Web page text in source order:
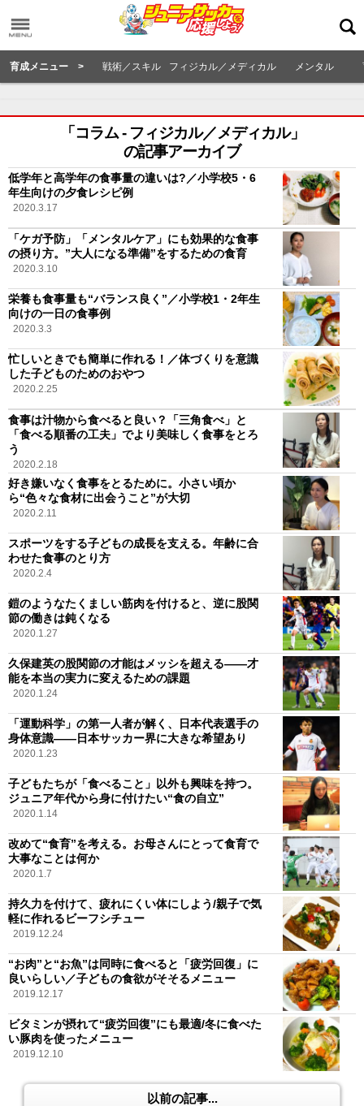
育成メニュー > 戦術／スキル フィジカル／メディカル メンタル
「コラム - フィジカル／メディカル」
の記事アーカイブ
低学年と高学年の食事量の違いは?／小学校5・6
年生向けの夕食レシピ例
2020.3.17
「ケガ予防」「メンタルケア」にも効果的な食事
の摂り方。”大人になる準備”をするための食育
2020.3.10
栄養も食事量も“バランス良く”／小学校1・2年生
向けの一日の食事例
2020.3.3
忙しいときでも簡単に作れる！／体づくりを意識
した子どものためのおやつ
2020.2.25
食事は汁物から食べると良い？「三角食べ」と
「食べる順番の工夫」でより美味しく食事をとろ
う
2020.2.18
好き嫌いなく食事をとるために。小さい頃か
ら“色々な食材に出会うこと”が大切
2020.2.11
スポーツをする子どもの成長を支える。年齢に合
わせた食事のとり方
2020.2.4
鎧のようなたくましい筋肉を付けると、逆に股関
節の働きは鈍くなる
2020.1.27
久保建英の股関節の才能はメッシを超える――才
能を本当の実力に変えるための課題
2020.1.24
「運動科学」の第一人者が解く、日本代表選手の
身体意識――日本サッカー界に大きな希望あり
2020.1.23
子どもたちが「食べること」以外も興味を持つ。
ジュニア年代から身に付けたい“食の自立”
2020.1.14
改めて“食育”を考える。お母さんにとって食育で
大事なことは何か
2020.1.7
持久力を付けて、疲れにくい体にしよう/親子で気
軽に作れるビーフシチュー
2019.12.24
“お肉”と“お魚”は同時に食べると「疲労回復」に
良いらしい／子どもの食欲がそそるメニュー
2019.12.17
ビタミンが摂れて“疲労回復”にも最適/冬に食べた
い豚肉を使ったメニュー
2019.12.10
以前の記事...